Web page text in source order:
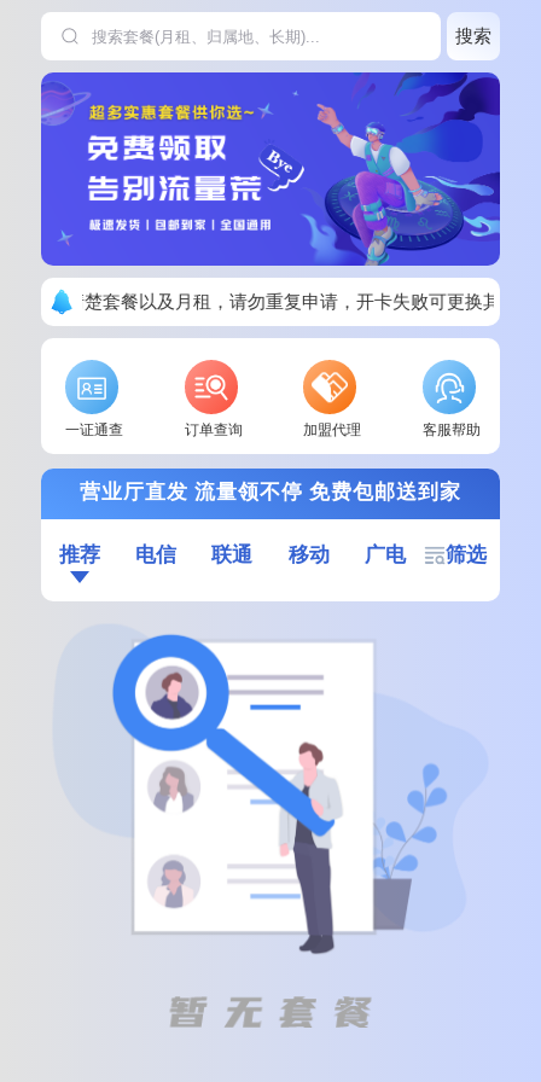
搜索
单请看清楚套餐以及月租，请勿重复申请，开卡失败可更换其他套
一证通查 订单查询 加盟代理 客服帮助
营业厅直发 流量领不停 免费包邮送到家
推荐 电信 联通 移动 广电 筛选